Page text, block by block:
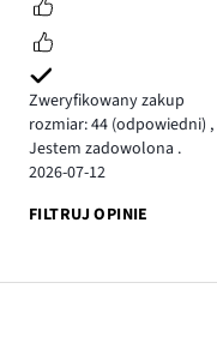
Zweryfikowany zakup
rozmiar: 44 (odpowiedni) ,
Jestem zadowolona .
2026-07-12
FILTRUJ OPINIE